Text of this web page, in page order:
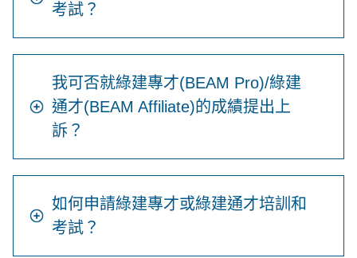
考試？
我可否就綠建專才(BEAM Pro)/綠建
通才(BEAM Affiliate)的成績提出上
訴？
如何申請綠建專才或綠建通才培訓和
考試？